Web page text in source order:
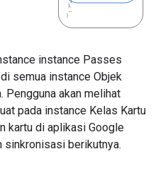
instance Passes
semua instance Objek
Pengguna akan melihat
pada instance Kelas Kartu
kartu di aplikasi Google
sinkronisasi berikutnya.